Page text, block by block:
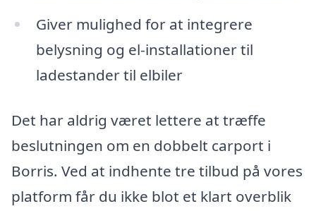
Giver mulighed for at integrere
belysning og el-installationer til
ladestander til elbiler
Det har aldrig været lettere at træffe
beslutningen om en dobbelt carport i
Borris. Ved at indhente tre tilbud på vores
platform får du ikke blot et klart overblik